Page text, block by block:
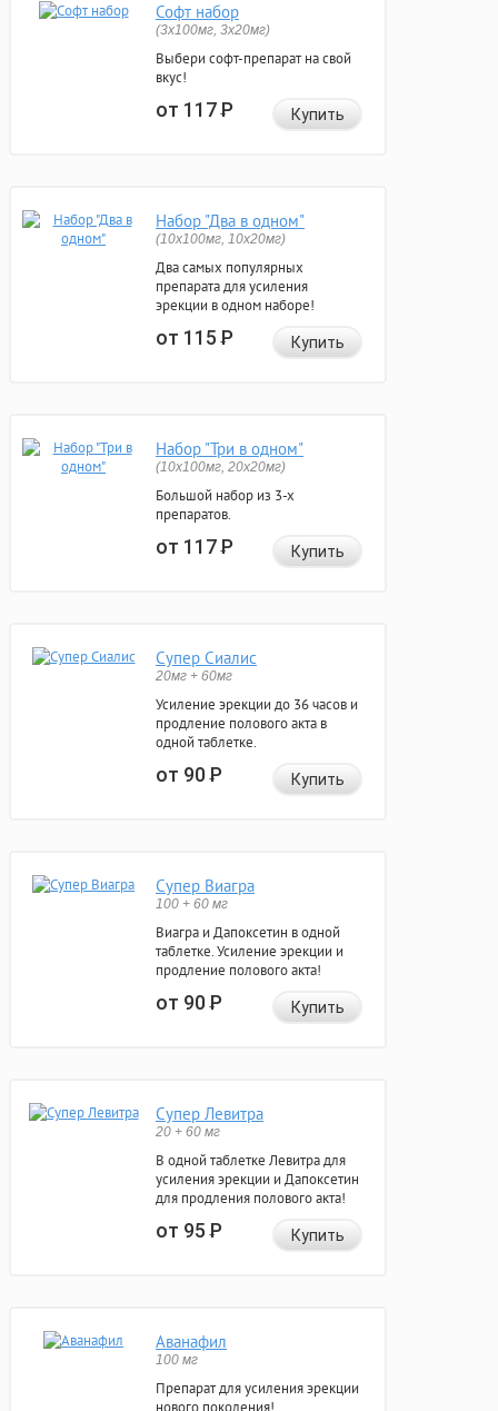
Софт набор
(3x100мг, 3x20мг)
Выбери софт-препарат на свой
вкус!
от 117Р Купить
Набор "Два в одном"
(10x100мг, 10x20мг)
Два самых популярных
препарата для усиления
эрекции в одном наборе!
от 115Р Купить
Набор "Три в одном"
(10x100мг, 20x20мг)
Большой набор из 3-х
препаратов.
от 117Р Купить
Супер Сиалис
20мг + 60мг
Усиление эрекции до 36 часов и
продление полового акта в
одной таблетке.
от 90Р Купить
Супер Виагра
100 + 60 мг
Виагра и Дапоксетин в одной
таблетке. Усиление эрекции и
продление полового акта!
от 90Р Купить
Супер Левитра
20 + 60 мг
В одной таблетке Левитра для
усиления эрекции и Дапоксетин
для продления полового акта!
от 95Р Купить
Аванафил
100 мг
Препарат для усиления эрекции